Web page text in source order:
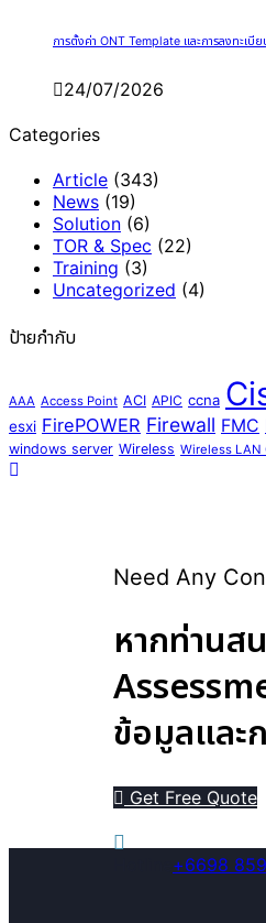
การตั้งค่า ONT Template และการลงทะเ
24/07/2026
Categories
Article (343)
News (19)
Solution (6)
TOR & Spec (22)
Training (3)
Uncategorized (4)
ป้ายกำกับ
AAA Access Point ACI APIC ccna
esxi FirePOWER Firewall FMC
windows server Wireless Wireless LAN
Need Any
หากท่านส
ข้อมูลและ
Get Free Quote
+6698